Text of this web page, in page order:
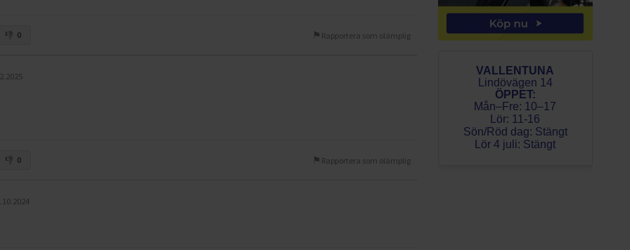
VALLENTUNA
Lindövägen 14
ÖPPET:
Mån–Fre: 10–17
Lör: 11-16
Sön/Röd dag: Stängt
Lör 4 juli: Stängt
0 Rapportera som olämplig
0 Rapportera som olämplig